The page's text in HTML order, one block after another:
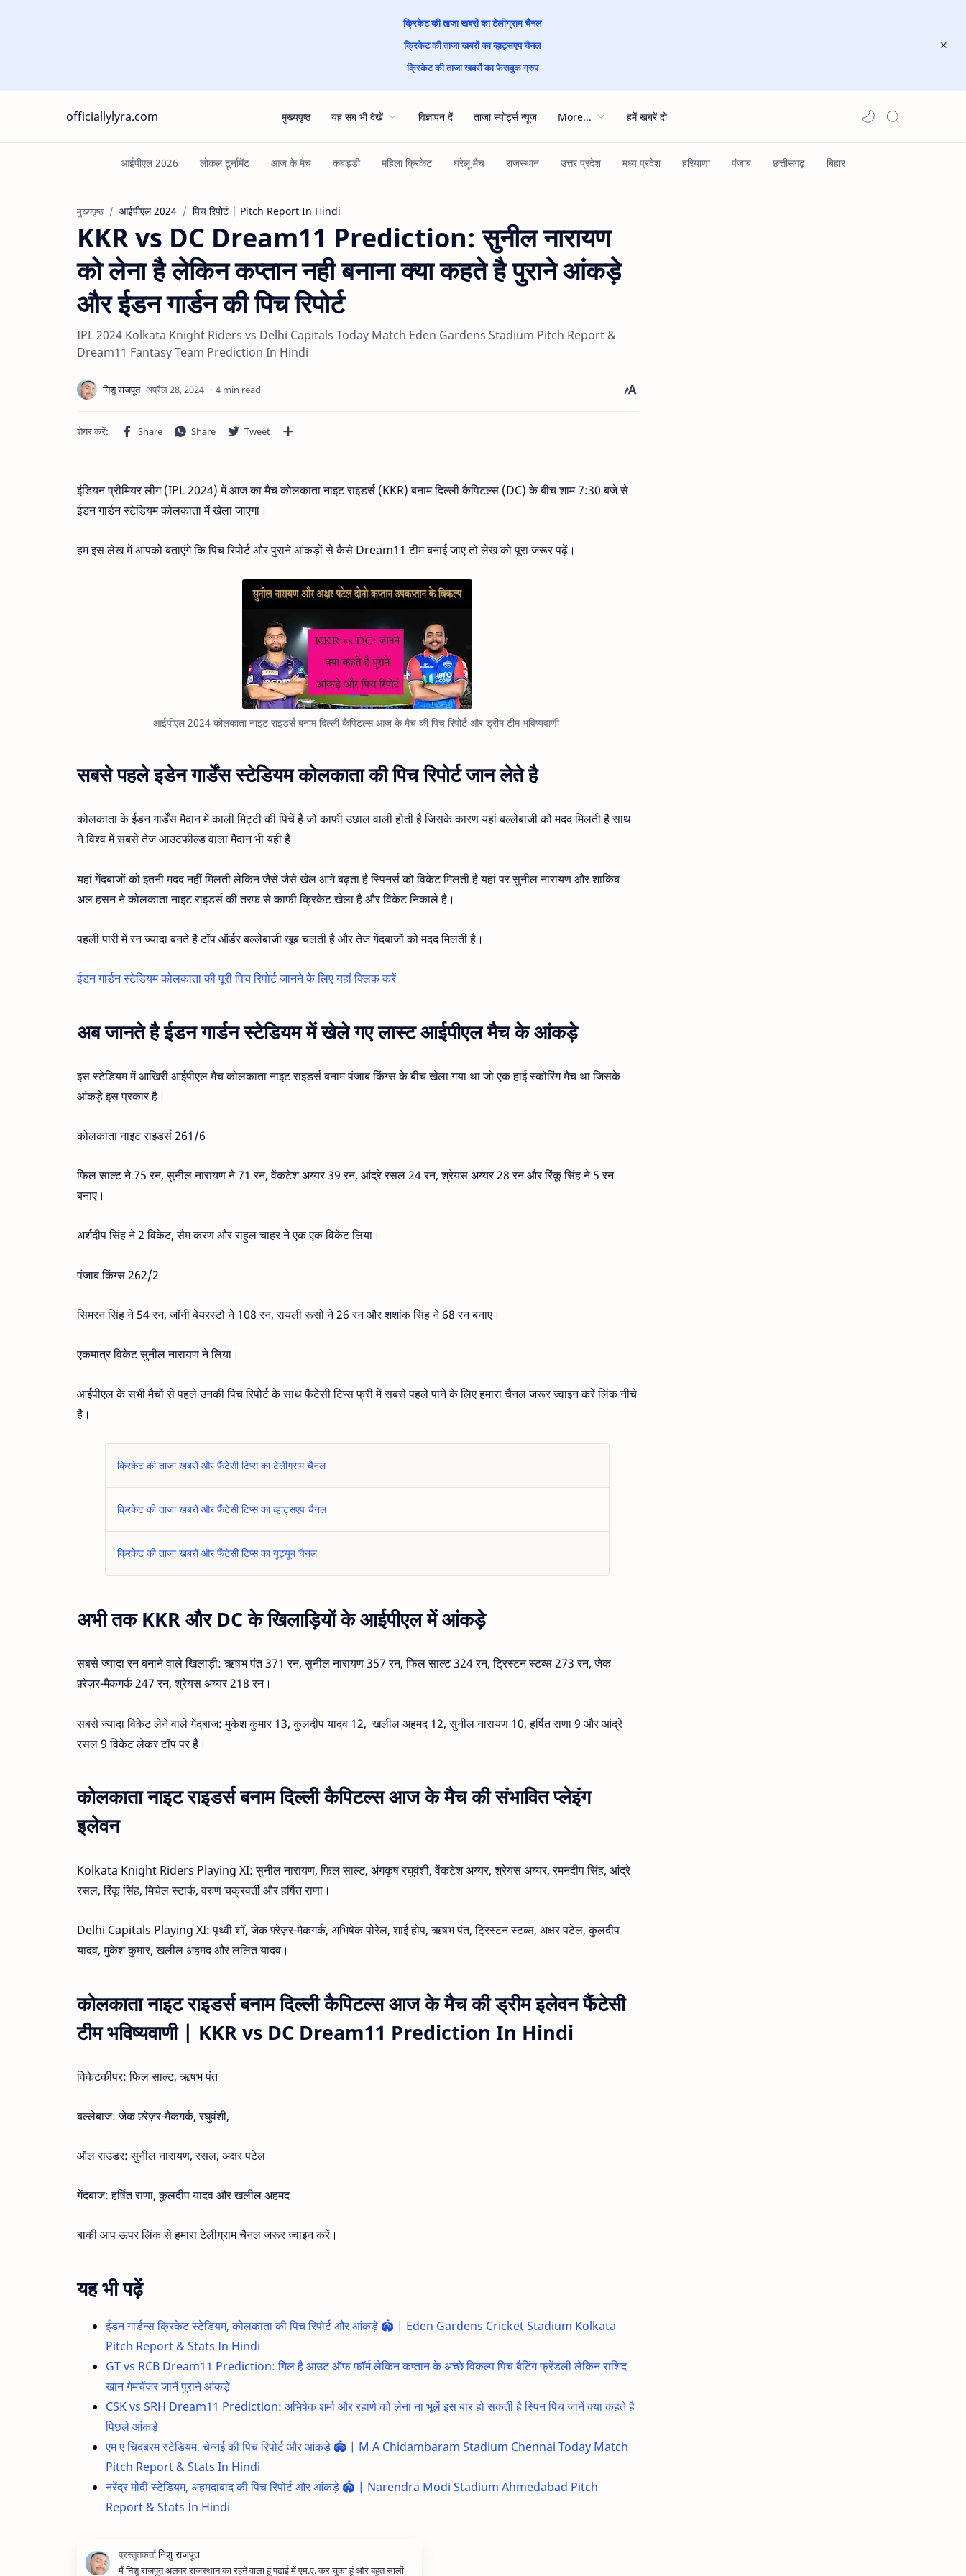
क्रिकेट की ताजा खबरों का टेलीग्राम चैनल
क्रिकेट की ताजा खबरों का व्हाट्सएप चैनल
क्रिकेट की ताजा खबरों का फेसबुक ग्रुप
officiallylyra.com मुख्यपृष्ठ यह सब भी देखें विज्ञापन दें ताजा स्पोर्ट्स न्यूज More... हमें खबरें दो
मुख्यपृष्ठ आईपीएल 2024 पिच रिपोर्ट | Pitch Report In Hindi
KKR vs DC Dream11 Prediction: सुनील नारायण
को लेना है लेकिन कप्तान नही बनाना क्या कहते है पुराने आंकड़े
और ईडन गार्डन की पिच रिपोर्ट
IPL 2024 Kolkata Knight Riders vs Delhi Capitals Today Match Eden Gardens Stadium Pitch Report &
Dream11 Fantasy Team Prediction In Hindi
4 min read
इंडियन प्रीमियर लीग (IPL 2024) में आज का मैच कोलकाता नाइट राइडर्स (KKR) बनाम दिल्ली कैपिटल्स (DC) के बीच शाम 7:30 बजे से
ईडन गार्डन स्टेडियम कोलकाता में खेला जाएगा।
हम इस लेख में आपको बताएंगे कि पिच रिपोर्ट और पुराने आंकड़ों से कैसे Dream11 टीम बनाई जाए तो लेख को पूरा जरूर पढ़ें।
आईपीएल 2024 कोलकाता नाइट राइडर्स बनाम दिल्ली कैपिटल्स आज के मैच की पिच रिपोर्ट और ड्रीम टीम भविष्यवाणी
सबसे पहले इडेन गार्डेंस स्टेडियम कोलकाता की पिच रिपोर्ट जान लेते है
कोलकाता के ईडन गार्डेंस मैदान में काली मिट्टी की पिचें है जो काफी उछाल वाली होती है जिसके कारण यहां बल्लेबाजी को मदद मिलती है साथ
ने विश्व में सबसे तेज आउटफील्ड वाला मैदान भी यही है।
यहां गेंदबाजों को इतनी मदद नहीं मिलती लेकिन जैसे जैसे खेल आगे बढ़ता है स्पिनर्स को विकेट मिलती है यहां पर सुनील नारायण और शाकिब
अल हसन ने कोलकाता नाइट राइडर्स की तरफ से काफी क्रिकेट खेला है और विकेट निकाले है।
पहली पारी में रन ज्यादा बनते है टॉप ऑर्डर बल्लेबाजी खूब चलती है और तेज गेंदबाजों को मदद मिलती है।
ईडन गार्डन स्टेडियम कोलकाता की पूरी पिच रिपोर्ट जानने के लिए यहां क्लिक करें
अब जानते है ईडन गार्डन स्टेडियम में खेले गए लास्ट आईपीएल मैच के आंकड़े
इस स्टेडियम में आखिरी आईपीएल मैच कोलकाता नाइट राइडर्स बनाम पंजाब किंग्स के बीच खेला गया था जो एक हाई स्कोरिंग मैच था जिसके
आंकड़े इस प्रकार है।
कोलकाता नाइट राइडर्स 261/6
फिल साल्ट ने 75 रन, सुनील नारायण ने 71 रन, वेंकटेश अय्यर 39 रन, आंद्रे रसल 24 रन, श्रेयस अय्यर 28 रन और रिंकू सिंह ने 5 रन
बनाए।
अर्शदीप सिंह ने 2 विकेट, सैम करण और राहुल चाहर ने एक एक विकेट लिया।
पंजाब किंग्स 262/2
सिमरन सिंह ने 54 रन, जॉनी बेयरस्टो ने 108 रन, रायली रूसो ने 26 रन और शशांक सिंह ने 68 रन बनाए।
एकमात्र विकेट सुनील नारायण ने लिया।
आईपीएल के सभी मैचों से पहले उनकी पिच रिपोर्ट के साथ फैंटेसी टिप्स फ्री में सबसे पहले पाने के लिए हमारा चैनल जरूर ज्वाइन करें लिंक नीचे
है।
क्रिकेट की ताजा खबरों और फैंटेसी टिप्स का टेलीग्राम चैनल
क्रिकेट की ताजा खबरों और फैंटेसी टिप्स का व्हाट्सएप चैनल
क्रिकेट की ताजा खबरों और फैंटेसी टिप्स का यूट्यूब चैनल
अभी तक KKR और DC के खिलाड़ियों के आईपीएल में आंकड़े
सबसे ज्यादा रन बनाने वाले खिलाड़ी: ऋषभ पंत 371 रन, सुनील नारायण 357 रन, फिल साल्ट 324 रन, ट्रिस्टन स्टब्स 273 रन, जेक
फ़्रेज़र-मैकगर्क 247 रन, श्रेयस अय्यर 218 रन।
सबसे ज्यादा विकेट लेने वाले गेंदबाज: मुकेश कुमार 13, कुलदीप यादव 12, खलील अहमद 12, सुनील नारायण 10, हर्षित राणा 9 और आंद्रे
रसल 9 विकेट लेकर टॉप पर है।
कोलकाता नाइट राइडर्स बनाम दिल्ली कैपिटल्स आज के मैच की संभावित प्लेइंग
इलेवन
Kolkata Knight Riders Playing XI: सुनील नारायण, फिल साल्ट, अंगकृष रघुवंशी, वेंकटेश अय्यर, श्रेयस अय्यर, रमनदीप सिंह, आंद्रे
रसल, रिंकू सिंह, मिचेल स्टार्क, वरुण चक्रवर्ती और हर्षित राणा।
Delhi Capitals Playing XI: पृथ्वी शॉ, जेक फ़्रेज़र-मैकगर्क, अभिषेक पोरेल, शाई होप, ऋषभ पंत, ट्रिस्टन स्टब्स, अक्षर पटेल, कुलदीप
यादव, मुकेश कुमार, खलील अहमद और ललित यादव।
कोलकाता नाइट राइडर्स बनाम दिल्ली कैपिटल्स आज के मैच की ड्रीम इलेवन फैंटेसी
टीम भविष्यवाणी | KKR vs DC Dream11 Prediction In Hindi
विकेटकीपर: फिल साल्ट, ऋषभ पंत
बल्लेबाज: जेक फ़्रेज़र-मैकगर्क, रघुवंशी,
ऑल राउंडर: सुनील नारायण, रसल, अक्षर पटेल
गेंदबाज: हर्षित राणा, कुलदीप यादव और खलील अहमद
बाकी आप ऊपर लिंक से हमारा टेलीग्राम चैनल जरूर ज्वाइन करें।
यह भी पढ़ें
ईडन गार्डन्स क्रिकेट स्टेडियम, कोलकाता की पिच रिपोर्ट और आंकड़े 🏟️ | Eden Gardens Cricket Stadium Kolkata
Pitch Report & Stats In Hindi
GT vs RCB Dream11 Prediction: गिल है आउट ऑफ फॉर्म लेकिन कप्तान के अच्छे विकल्प पिच बैटिंग फ्रेंडली लेकिन राशिद
खान गेमचेंजर जानें पुराने आंकड़े
CSK vs SRH Dream11 Prediction: अभिषेक शर्मा और रहाणे को लेना ना भूलें इस बार हो सकती है स्पिन पिच जानें क्या कहते है
पिछले आंकड़े
एम ए चिदंबरम स्टेडियम, चेन्नई की पिच रिपोर्ट और आंकड़े 🏟️ | M A Chidambaram Stadium Chennai Today Match
Pitch Report & Stats In Hindi
नरेंद्र मोदी स्टेडियम, अहमदाबाद की पिच रिपोर्ट और आंकड़े 🏟️ | Narendra Modi Stadium Ahmedabad Pitch
Report & Stats In Hindi
मैं निशु राजपूत अलवर राजस्थान का रहने वाला हूं पढ़ाई में एम.ए. कर चुका हूं और बहुत सालों